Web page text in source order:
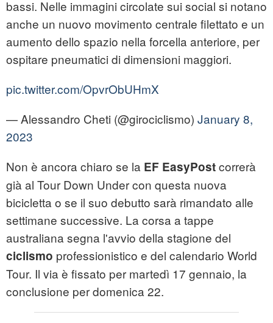
bassi. Nelle immagini circolate sui social si notano
anche un nuovo movimento centrale filettato e un
aumento dello spazio nella forcella anteriore, per
ospitare pneumatici di dimensioni maggiori.
pic.twitter.com/OpvrObUHmX
— Alessandro Cheti (@girociclismo) January 8,
2023
Non è ancora chiaro se la EF EasyPostcorrerà
già al Tour Down Under con questa nuova
bicicletta o se il suo debutto sarà rimandato alle
settimane successive. La corsa a tappe
australiana segna l'avvio della stagione del
ciclismo professionistico e del calendario World
Tour. Il via è fissato per martedì 17 gennaio, la
conclusione per domenica 22.